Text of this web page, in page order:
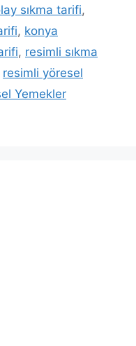
sıkma tarifi,
, konya
, resimli sıkma
resimli yöresel
Yemekler